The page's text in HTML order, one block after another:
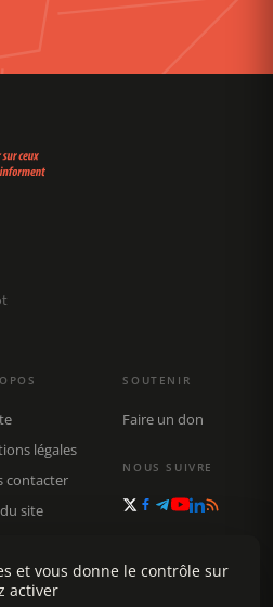
légales
contacter
site
SOUTENIR
Faire un don
NOUS SUIVRE
et vous donne le contrôle sur
activer